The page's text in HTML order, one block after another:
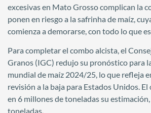
excesivas en Mato Grosso complican la
ponen en riesgo a la safrinha de maíz,
comienza a demorarse, con todo lo que
Para completar el combo alcista, el
Granos (IGC) redujo su pronóstico para
mundial de maíz 2024/25, lo que refleja
revisión a la baja para Estados Unidos.
en 6 millones de toneladas su
toneladas.